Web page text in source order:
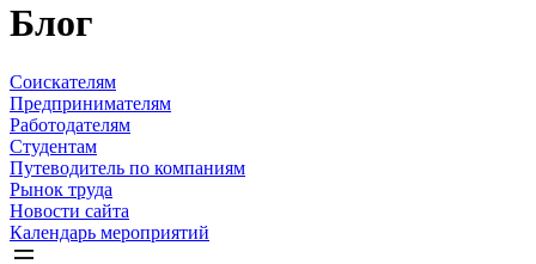
Блог
Соискателям
Предпринимателям
Работодателям
Студентам
Путеводитель по компаниям
Рынок труда
Новости сайта
Календарь мероприятий